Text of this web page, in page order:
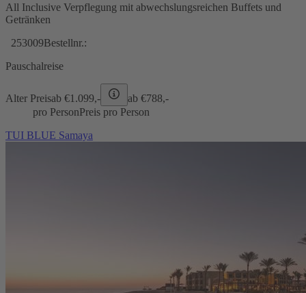
All Inclusive Verpflegung mit abwechslungsreichen Buffets und
Getränken
253009Bestellnr.:
Pauschalreise
Alter Preisab €1.099,- ab €788,-
pro PersonPreis pro Person
TUI BLUE Samaya